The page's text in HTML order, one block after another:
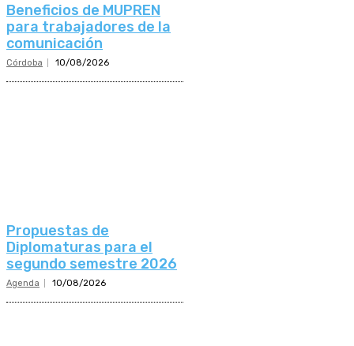
Beneficios de MUPREN
para trabajadores de la
comunicación
Córdoba 10/08/2026
Propuestas de
Diplomaturas para el
segundo semestre 2026
Agenda 10/08/2026